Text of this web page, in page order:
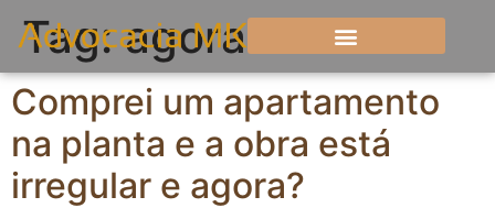
Tag:agora
Comprei um apartamento
na planta e a obra está
irregular e agora?